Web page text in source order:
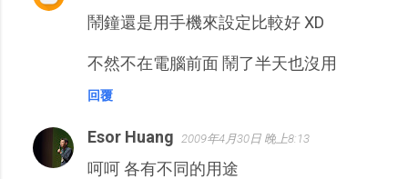
鬧鐘還是用手機來設定比較好 XD
不然不在電腦前面 鬧了半天也沒用
回覆
Esor Huang 2009年4月30日 晚上8:13
呵呵 各有不同的用途